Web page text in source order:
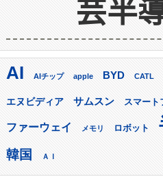
芸半
AI AIチップ apple BYD CATL
エヌビディア サムスン スマート
ファーウェイ メモリ ロボット
韓国 ＡＩ